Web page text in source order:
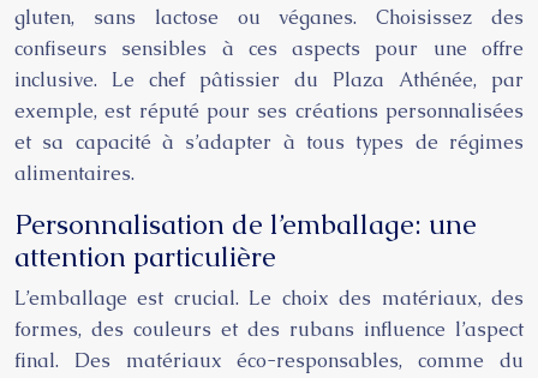
gluten, sans lactose ou véganes. Choisissez des
confiseurs sensibles à ces aspects pour une offre
inclusive. Le chef pâtissier du Plaza Athénée, par
exemple, est réputé pour ses créations personnalisées
et sa capacité à s’adapter à tous types de régimes
alimentaires.
Personnalisation de l’emballage: une
attention particulière
L’emballage est crucial. Le choix des matériaux, des
formes, des couleurs et des rubans influence l’aspect
final. Des matériaux éco-responsables, comme du